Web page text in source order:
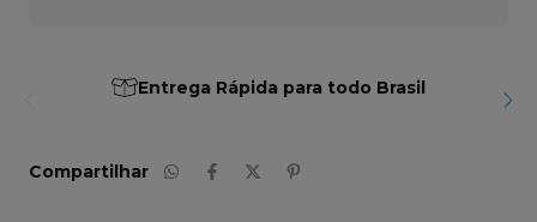
Entrega Rápida para todo Brasil
Compartilhar